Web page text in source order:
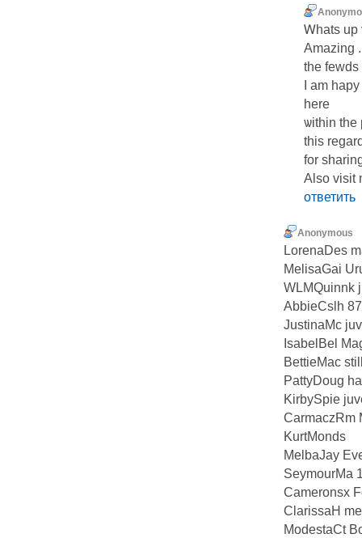
Ꮃhats up
Amаzing
the
I am
here
ѡitһіn
this
for
Αlso visit
ответить
Anonymous
LorenaDes
MelisaGai
WLMQuinnk
AbbieCslh
JustinaMc
IsabelBel
BettieMac
PattyDoug
KirbySpie
CarmaczRm
KurtMonds
MelbaJay
SeymourMa
Cameronsx
ClarissaH
ModestaCt